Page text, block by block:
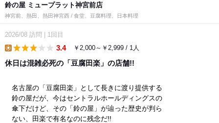
鈴の屋 ミュープラット神宮前店
神宮前、熱田、熱田神宮西 / 食堂、豆腐料理、日本料理
2026/08 訪問 1回目
3.4 ￥2,000～￥2,999 / 1人
休日は混雑必死の「豆腐田楽」の店舗!!
名古屋の「豆腐田楽」として長きに渡り提供する
鈴の屋だが、今はセントラルホールディングスの
傘下だけど、その「鈴の屋」が辿った歴史が判ら
ない、田楽で有名なのに残念だ!!